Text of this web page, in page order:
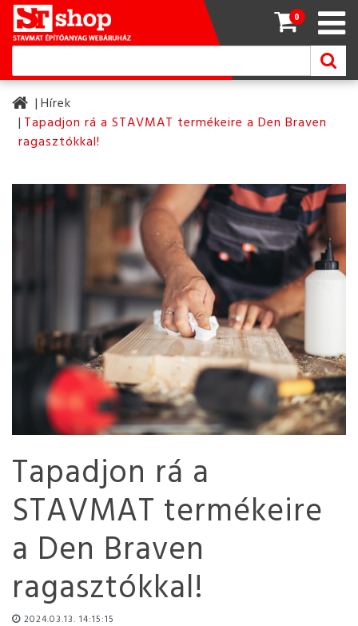
0
Hírek
Tapadjon rá a STAVMAT termékeire a Den Braven
ragasztókkal!
Tapadjon rá a
STAVMAT termékeire
a Den Braven
ragasztókkal!
2024.03.13. 14:15:15